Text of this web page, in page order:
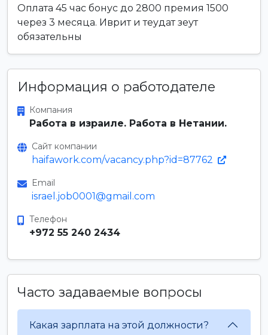
Оплата 45 час бонус до 2800 премия 1500
через 3 месяца. Иврит и теудат зеут
обязательны
Информация о работодателе
Компания
Работа в израиле. Работа в Нетании.
Сайт компании
haifawork.com/vacancy.php?id=87762
Email
israel.job0001@gmail.com
Телефон
+972 55 240 2434
Часто задаваемые вопросы
Какая зарплата на этой должности?